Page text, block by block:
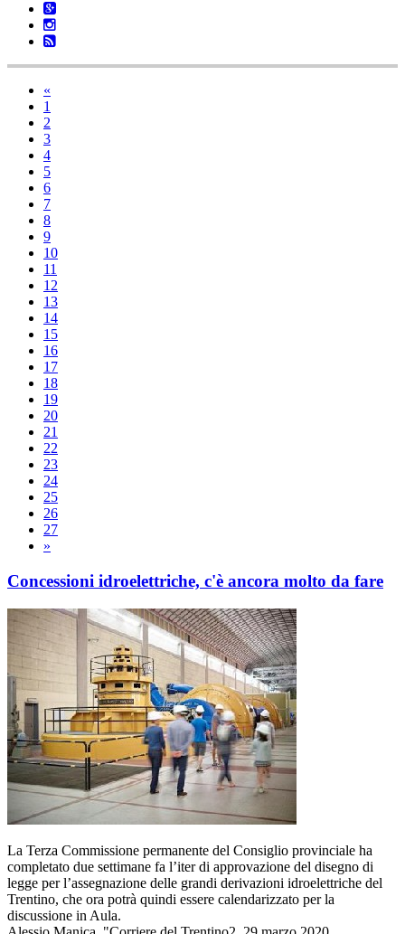
«
1
2
3
4
5
6
7
8
9
10
11
12
13
14
15
16
17
18
19
20
21
22
23
24
25
26
27
»
Concessioni idroelettriche, c'è ancora molto da fare
La Terza Commissione permanente del Consiglio provinciale ha
completato due settimane fa l’iter di approvazione del disegno di
legge per l’assegnazione delle grandi derivazioni idroelettriche del
Trentino, che ora potrà quindi essere calendarizzato per la
discussione in Aula.